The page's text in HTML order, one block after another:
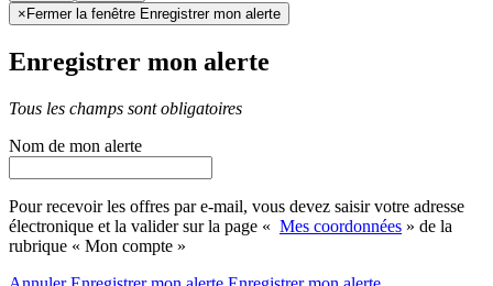
× Fermer la fenêtre Enregistrer mon alerte
Enregistrer mon alerte
Tous les champs sont obligatoires
Nom de mon alerte
Pour recevoir les offres par e-mail, vous devez saisir votre adresse
électronique et la valider sur la page « Mes coordonnées » de la
rubrique « Mon compte »